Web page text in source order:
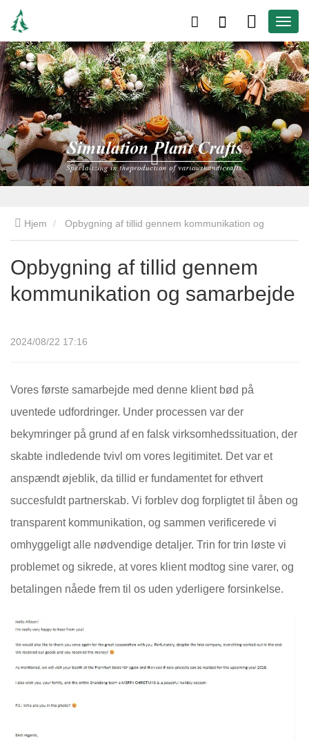
Hjem
Opbygning af tillid gennem
kommunikation og samarbejde
2024/08/22 17:16
Vores første samarbejde med denne klient bød på
uventede udfordringer. Under processen var der
bekymringer på grund af en falsk virksomhedssituation, der
skabte indledende tvivl om vores legitimitet. Det var et
anspændt øjeblik, da tillid er fundamentet for ethvert
succesfuldt partnerskab. Vi forblev dog forpligtet til åben og
transparent kommunikation, og sammen verificerede vi
omhyggeligt alle nødvendige detaljer. Trin for trin løste vi
problemet og sikrede, at vores klient modtog sine varer, og
betalingen nåede frem til os uden yderligere forsinkelse.